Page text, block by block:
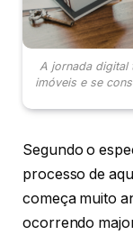
A jornada digital
imóveis e se
Segundo o
processo de
começa muito
ocorrendo